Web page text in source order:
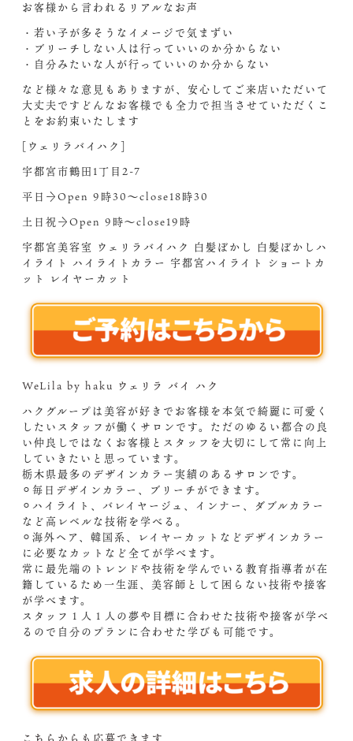
お客様から言われるリアルなお声
・若い子が多そうなイメージで気まずい
・ブリーチしない人は行っていいのか分からない
・自分みたいな人が行っていいのか分からない
など様々な意見もありますが、安心してご来店いただいて
大丈夫ですどんなお客様でも全力で担当させていただくこ
とをお約束いたします‍
[ウェリラバイハク]
宇都宮市鶴田1丁目2-7
平日→Open 9時30〜close18時30
土日祝→Open 9時〜close19時
宇都宮美容室 ウェリラバイハク 白髪ぼかし 白髪ぼかしハ
イライト ハイライトカラー 宇都宮ハイライト ショートカ
ット レイヤーカット
WeLila by haku ウェリラ バイ ハク
ハクグループは美容が好きでお客様を本気で綺麗に可愛く
したいスタッフが働くサロンです。ただのゆるい都合の良
い仲良しではなくお客様とスタッフを大切にして常に向上
していきたいと思っています。
栃木県最多のデザインカラー実績のあるサロンです。
⚪︎毎日デザインカラー、ブリーチができます。
⚪︎ハイライト、バレイヤージュ、インナー、ダブルカラー
など高レベルな技術を学べる。
⚪︎海外ヘア、韓国系、レイヤーカットなどデザインカラー
に必要なカットなど全てが学べます。
常に最先端のトレンドや技術を学んでいる教育指導者が在
籍しているため一生涯、美容師として困らない技術や接客
が学べます。
スタッフ１人１人の夢や目標に合わせた技術や接客が学べ
るので自分のプランに合わせた学びも可能です。